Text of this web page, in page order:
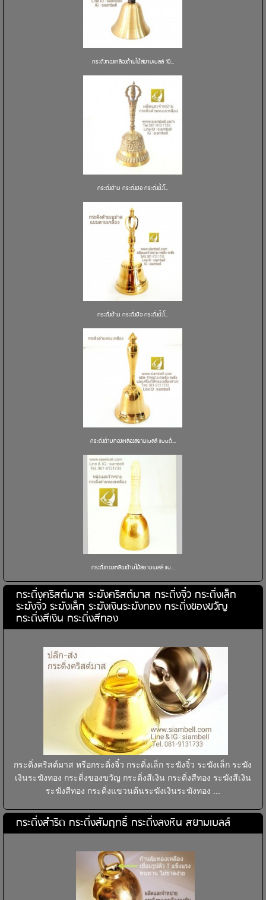
กระดิ่งทองเหลืองด้ามไม้สยามเบลล์ 10...
กระดิ่งด้าม กระดิ่งมือ กระดิ่งตั้งโ...
กระดิ่งด้าม กระดิ่งมือ กระดิ่งตั้งโ...
กระดิ่งด้ามทองเหลืองสยามเบลล์ แบบด้...
กระดิ่งทองเหลืองด้ามไม้สยามเบลล์ แบ...
กระดิ่งคริสต์มาส ระฆังคริสต์มาส กระดิ่งจิ๋ว กระดิ่งเล็ก
ระฆังจิ๋ว ระฆังเล็ก ระฆังเงินระฆังทอง กระดิ่งของขวัญ
กระดิ่งสีเงิน กระดิ่งสีทอง
กระดิ่งคริสต์มาส หรือกระดิ่งจิ๋ว กระดิ่งเล็ก ระฆังจิ๋ว ระฆังเล็ก ระฆัง
เงินระฆังทอง กระดิ่งของขวัญ กระดิ่งสีเงิน กระดิ่งสีทอง ระฆังสีเงิน
ระฆังสีทอง กระดิ่งแขวนต้นระฆังเงินระฆังทอง ...
กระดิ่งสำริด กระดิ่งสัมฤทธิ์ กระดิ่งลงหิน สยามเบลล์